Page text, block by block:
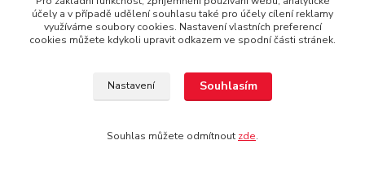
Přední světlo Zefal Supervision F1500
Přidat do košíku
účely a v případě udělení souhlasu také pro účely cílení reklamy
využíváme soubory cookies. Nastavení vlastních preferencí
cookies můžete kdykoli upravit odkazem ve spodní části stránek.
Nastavení Souhlasím
Souhlas můžete odmítnout zde.